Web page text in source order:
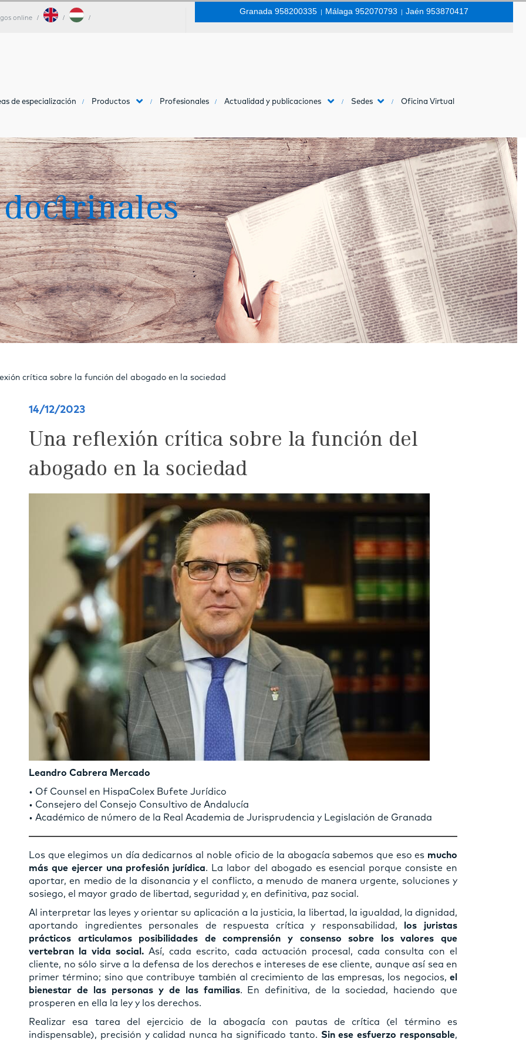
online
Granada 958200335 | Málaga 952070793 | Jaén 953870417
de especialización Productos Profesionales Actualidad y publicaciones Sedes Oficina Virtual
crítica sobre la función del abogado en la sociedad
14/12/2023
Una reflexión crítica sobre la función del
abogado en la sociedad
Leandro Cabrera Mercado
• Of Counsel en HispaColex Bufete Jurídico
• Consejero del Consejo Consultivo de Andalucía
• Académico de número de la Real Academia de Jurisprudencia y Legislación de Granada
Los que elegimos un día dedicarnos al noble oficio de la abogacía sabemos que eso es mucho
más que ejercer una profesión jurídica. La labor del abogado es esencial porque consiste en
aportar, en medio de la disonancia y el conflicto, a menudo de manera urgente, soluciones y
sosiego, el mayor grado de libertad, seguridad y, en definitiva, paz social.
Al interpretar las leyes y orientar su aplicación a la justicia, la libertad, la igualdad, la dignidad,
aportando ingredientes personales de respuesta crítica y responsabilidad,
los juristas
prácticos articulamos posibilidades de comprensión y consenso sobre los valores que
vertebran la vida social. Así, cada escrito, cada actuación procesal, cada consulta con el
cliente, no sólo sirve a la defensa de los derechos e intereses de ese cliente, aunque así sea en
primer término; sino que contribuye también al crecimiento de las empresas, los negocios, el
bienestar de las personas y de las familias. En definitiva, de la sociedad, haciendo que
prosperen en ella la ley y los derechos.
Realizar esa tarea del ejercicio de la abogacía con pautas de crítica (el término es
indispensable), precisión y calidad nunca ha significado tanto. Sin ese esfuerzo responsable,